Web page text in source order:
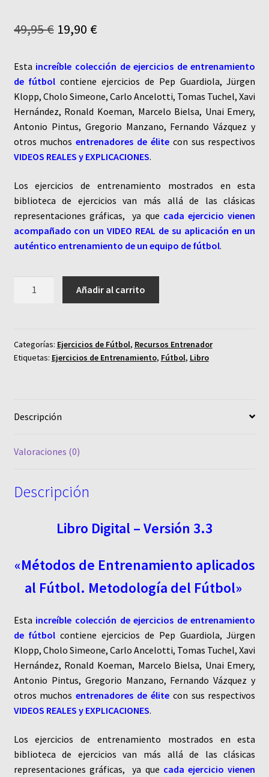
49,95€ El
original
era:
49,95 €.
19,90 €El
actual
es:
19,90 €.
Esta increíble colección de ejercicios de entrenamiento
de fútbol contiene ejercicios de Pep Guardiola, Jürgen
Klopp, Cholo Simeone, Carlo Ancelotti, Tomas Tuchel, Xavi
Hernández, Ronald Koeman, Marcelo Bielsa, Unai Emery,
Antonio Pintus, Gregorio Manzano, Fernando Vázquez y
otros muchosentrenadores de élitecon sus respectivos
VIDEOS REALES y EXPLICACIONES.
Los ejercicios de entrenamiento mostrados en esta
biblioteca de ejercicios van más allá de las clásicas
representaciones gráficas, ya que cada ejercicio vienen
acompañado con un VIDEO REAL de su aplicación en un
auténtico entrenamiento de un equipo de fútbol.
de
Entrenamiento
Metodología
Fútbol"
3.3
Añadir al carrito
Categorías: Ejercicios de Fútbol, Recursos Entrenador
Etiquetas: Ejercicios de Entrenamiento, Fútbol, Libro
Descripción
Valoraciones (0)
Descripción
Libro Digital – Versión 3.3
«Métodos de Entrenamiento aplicados
al Fútbol. Metodología del Fútbol»
Esta increíble colección de ejercicios de entrenamiento
de fútbol contiene ejercicios de Pep Guardiola, Jürgen
Klopp, Cholo Simeone, Carlo Ancelotti, Tomas Tuchel, Xavi
Hernández, Ronald Koeman, Marcelo Bielsa, Unai Emery,
Antonio Pintus, Gregorio Manzano, Fernando Vázquez y
otros muchosentrenadores de élitecon sus respectivos
VIDEOS REALES y EXPLICACIONES.
Los ejercicios de entrenamiento mostrados en esta
biblioteca de ejercicios van más allá de las clásicas
representaciones gráficas, ya que cada ejercicio vienen